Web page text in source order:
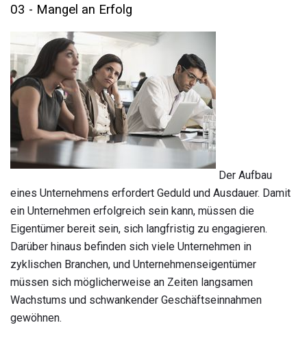
03 - Mangel an Erfolg
Der Aufbau
eines Unternehmens erfordert Geduld und Ausdauer. Damit
ein Unternehmen erfolgreich sein kann, müssen die
Eigentümer bereit sein, sich langfristig zu engagieren.
Darüber hinaus befinden sich viele Unternehmen in
zyklischen Branchen, und Unternehmenseigentümer
müssen sich möglicherweise an Zeiten langsamen
Wachstums und schwankender Geschäftseinnahmen
gewöhnen.